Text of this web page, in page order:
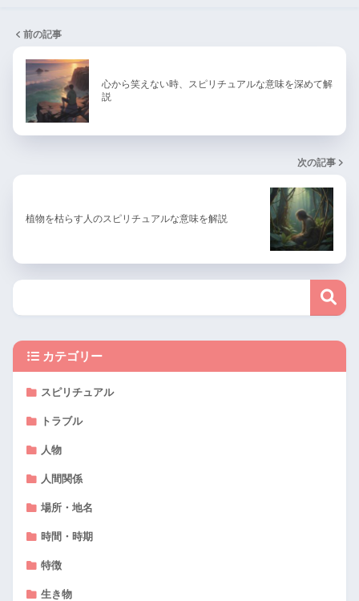
前の記事
心から笑えない時、スピリチュアルな意味を深めて解
説
次の記事
植物を枯らす人のスピリチュアルな意味を解説
カテゴリー
スピリチュアル
トラブル
人物
人間関係
場所・地名
時間・時期
特徴
生き物